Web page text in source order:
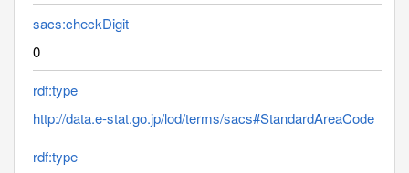
sacs:checkDigit
0
rdf:type
http://data.e-stat.go.jp/lod/terms/sacs#StandardAreaCode
rdf:type